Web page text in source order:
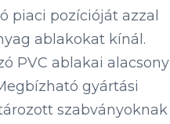
piaci pozícióját azzal
ablakokat kínál.
PVC ablakai alacsony
gyártási
szabványoknak